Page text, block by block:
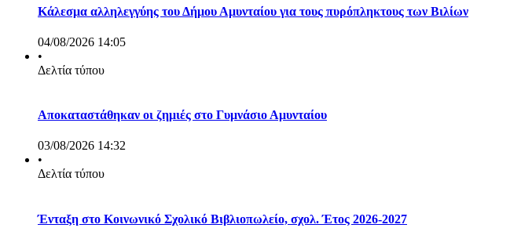
Κάλεσμα αλληλεγγύης του Δήμου Αμυνταίου για τους πυρόπληκτους των Βιλίων
04/08/2026 14:05
•
Δελτία τύπου
Αποκαταστάθηκαν οι ζημιές στο Γυμνάσιο Αμυνταίου
03/08/2026 14:32
•
Δελτία τύπου
Ένταξη στο Κοινωνικό Σχολικό Βιβλιοπωλείο, σχολ. Έτος 2026-2027